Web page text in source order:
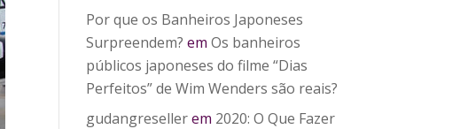
Por que os Banheiros Japoneses
Surpreendem? em Os banheiros
públicos japoneses do filme “Dias
Perfeitos” de Wim Wenders são reais?
gudangresellerem 2020: O Que Fazer